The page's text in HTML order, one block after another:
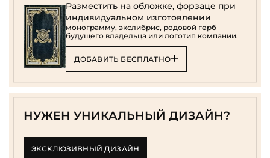
Разместить на обложке, форзаце при
индивидуальном изготовлении
монограмму, экслибрис, родовой герб
будущего владельца или логотип компании.
ДОБАВИТЬ БЕСПЛАТНО
НУЖЕН УНИКАЛЬНЫЙ ДИЗАЙН?
ЭКСКЛЮЗИВНЫЙ ДИЗАЙН